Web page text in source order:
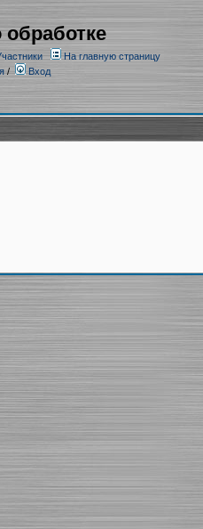
На главную страницу
/ Вход